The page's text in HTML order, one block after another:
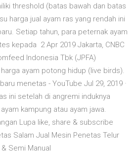
threshold (batas bawah dan batas
harga jual ayam ras yang rendah ini
Setiap tahun, para peternak ayam
kepada 2 Apr 2019 Jakarta, CNBC
Indonesia Tbk (JPFA)
ayam potong hidup (live birds).
menetas - YouTube Jul 29, 2019 ·
ini setelah di angremi induknya
kampung atau ayam jawa.
Lupa like, share & subscribe
Salam Jual Mesin Penetas Telur
Semi Manual